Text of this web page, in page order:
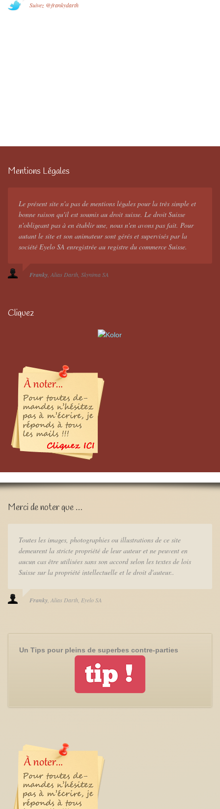
Suivez @frankydarth
Mentions Légales
Le présent site n'a pas de mentions légales pour la très simple et
bonne raison qu'il est soumis au droit suisse. Le droit Suisse
n'obligeant pas à en établir une, nous n'en avons pas fait. Pour
autant le site et son animateur sont gérés et supervisés par la
société Eyelo SA enregistrée au registre du commerce Suisse.
Franky Alias Darth Skynima SA
Cliquez
Merci de noter que …
Toutes les images, photographies ou illustrations de ce site
demeurent la stricte propriété de leur auteur et ne peuvent en
aucun cas être utilisées sans son accord selon les textes de lois
Suisse sur la propriété intellectuelle et le droit d'auteur..
Franky Alias Darth Eyelo SA
Un Tips pour pleins de superbes contre-parties